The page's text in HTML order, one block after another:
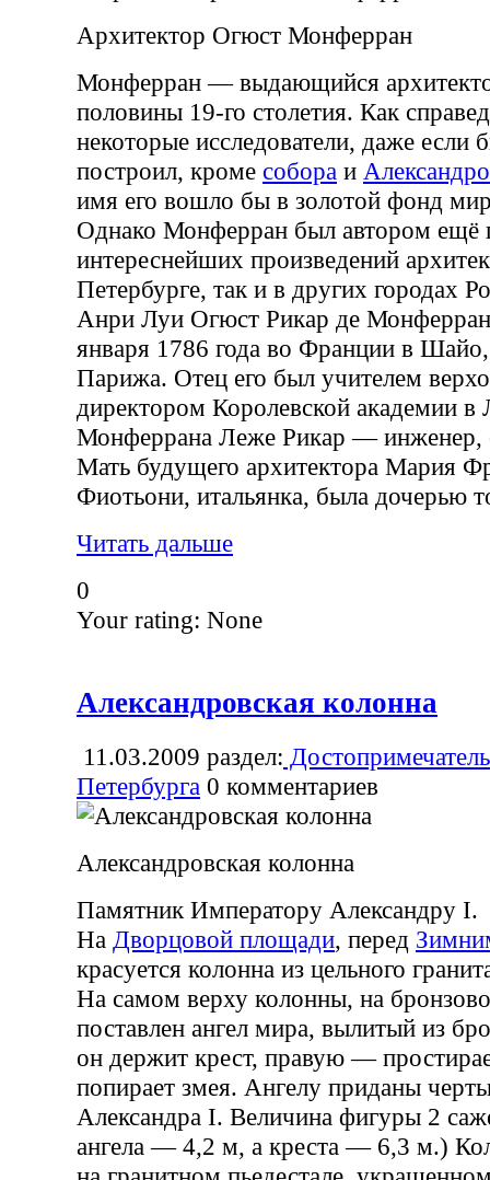
Архитектор Огюст Монферран
Монферран — выдающийся
половины 19-го столетия. Как
некоторые исследователи, даже если
построил, кроме собора и
имя его вошло бы в золотой фонд
Однако Монферран был автором ещё
интереснейших произведений
Петербурге, так и в других городах
Анри Луи Огюст Рикар де
января 1786 года во Франции в
Парижа. Отец его был учителем
директором Королевской академии
Монферрана Леже Рикар — инженер,
Мать будущего архитектора Мария
Фиотьони, итальянка, была дочерью
Читать дальше
0
Your rating: None
Александровская колонна
11.03.2009 раздел:
Петербурга 0 комментариев
Александровская колонна
Памятник Императору Александру I.
На Дворцовой площади, перед
красуется колонна из цельного
На самом верху колонны, на
поставлен ангел мира, вылитый из
он держит крест, правую —
попирает змея. Ангелу приданы
Александра I. Величина фигуры 2
ангела — 4,2 м, а креста — 6,3 м.)